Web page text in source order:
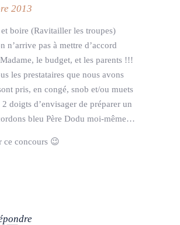
2013
boire (Ravitailler les troupes)
n’arrive pas à mettre d’accord
le budget, et les parents !!!
les prestataires que nous avons
pris, en congé, snob et/ou muets
2 doigts d’envisager de préparer un
bleu Père Dodu moi-même…
ce concours 😉